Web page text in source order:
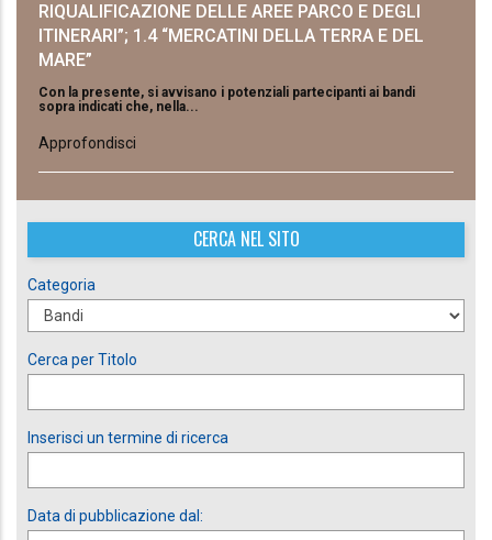
RIQUALIFICAZIONE DELLE AREE PARCO E DEGLI
ITINERARI”; 1.4 “MERCATINI DELLA TERRA E DEL
MARE”
Con la presente, si avvisano i potenziali partecipanti ai bandi
sopra indicati che, nella...
Approfondisci
CERCA NEL SITO
Categoria
Cerca per Titolo
Inserisci un termine di ricerca
Data di pubblicazione dal: